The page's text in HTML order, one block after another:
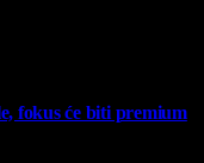
fokus će biti premium